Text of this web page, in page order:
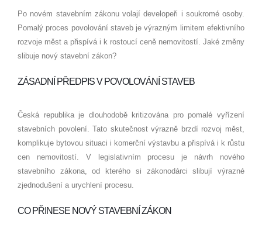
Po novém stavebním zákonu volají developeři i soukromé osoby.
Pomalý proces povolování staveb je výrazným limitem efektivního
rozvoje měst a přispívá i k rostoucí ceně nemovitostí. Jaké změny
slibuje nový stavební zákon?
ZÁSADNÍ PŘEDPIS V POVOLOVÁNÍ STAVEB
Česká republika je dlouhodobě kritizována pro pomalé vyřízení
stavebních povolení. Tato skutečnost výrazně brzdí rozvoj měst,
komplikuje bytovou situaci i komerční výstavbu a přispívá i k růstu
cen nemovitostí. V legislativním procesu je návrh nového
stavebního zákona, od kterého si zákonodárci slibují výrazné
zjednodušení a urychlení procesu.
CO PŘINESE NOVÝ STAVEBNÍ ZÁKON